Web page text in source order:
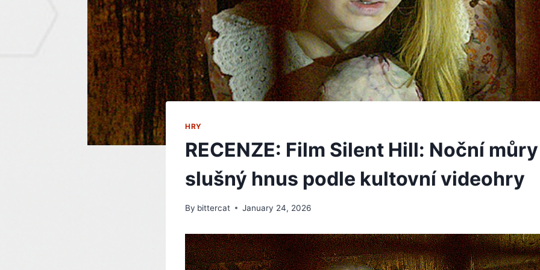
HRY
RECENZE: Film Silent Hill: Noční
slušný hnus podle kultovní videohry
By bittercat January 24, 2026